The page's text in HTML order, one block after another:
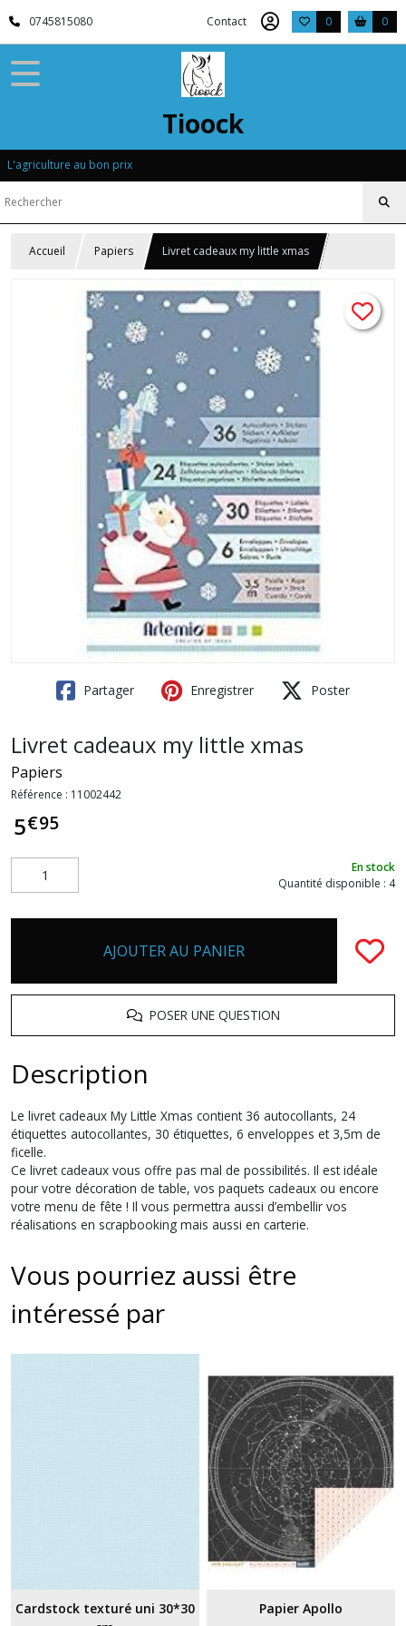
0745815080 Contact 0 0
Tioock
L'agriculture au bon prix
Accueil Papiers Livret cadeaux my little xmas
Partager Enregistrer Poster
Livret cadeaux my little xmas
Papiers
Référence : 11002442
5€95
En stock
Quantité disponible : 4
AJOUTER AU PANIER
POSER UNE QUESTION
Description
Le livret cadeaux My Little Xmas contient 36 autocollants, 24
étiquettes autocollantes, 30 étiquettes, 6 enveloppes et 3,5m de
ficelle.
Ce livret cadeaux vous offre pas mal de possibilités. Il est idéale
pour votre décoration de table, vos paquets cadeaux ou encore
votre menu de fête ! Il vous permettra aussi d’embellir vos
réalisations en scrapbooking mais aussi en carterie.
Vous pourriez aussi être
intéressé par
Cardstock texturé uni 30*30
Papier Apollo